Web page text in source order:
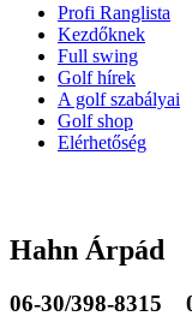
Profi Ranglista
Kezdőknek
Full swing
Golf hírek
A golf szabályai
Golf shop
Elérhetőség
Hahn Árpád
06-30/398-8315